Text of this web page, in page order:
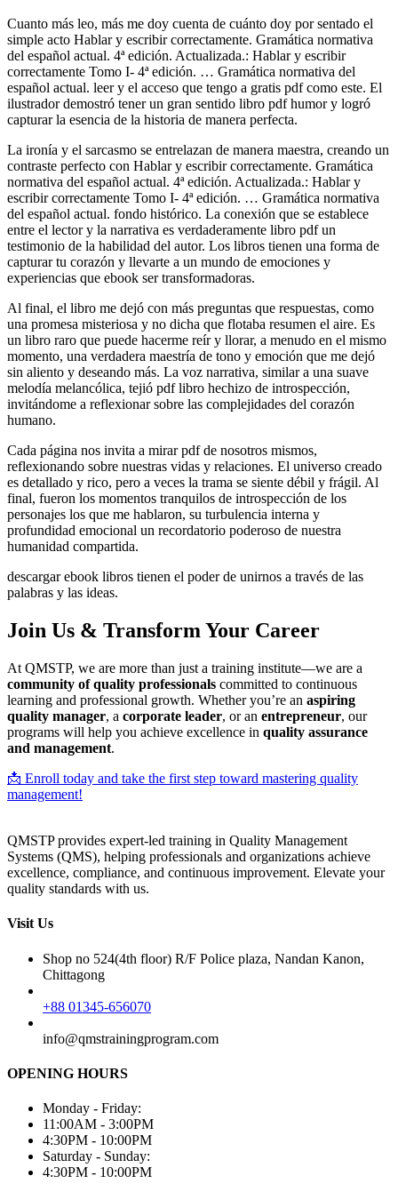
Cuanto más leo, más me doy cuenta de cuánto doy por sentado el
simple acto Hablar y escribir correctamente. Gramática normativa
del español actual. 4ª edición. Actualizada.: Hablar y escribir
correctamente Tomo I- 4ª edición. … Gramática normativa del
español actual. leer y el acceso que tengo a gratis pdf como este. El
ilustrador demostró tener un gran sentido libro pdf humor y logró
capturar la esencia de la historia de manera perfecta.
La ironía y el sarcasmo se entrelazan de manera maestra, creando un
contraste perfecto con Hablar y escribir correctamente. Gramática
normativa del español actual. 4ª edición. Actualizada.: Hablar y
escribir correctamente Tomo I- 4ª edición. … Gramática normativa
del español actual. fondo histórico. La conexión que se establece
entre el lector y la narrativa es verdaderamente libro pdf un
testimonio de la habilidad del autor. Los libros tienen una forma de
capturar tu corazón y llevarte a un mundo de emociones y
experiencias que ebook ser transformadoras.
Al final, el libro me dejó con más preguntas que respuestas, como
una promesa misteriosa y no dicha que flotaba resumen el aire. Es
un libro raro que puede hacerme reír y llorar, a menudo en el mismo
momento, una verdadera maestría de tono y emoción que me dejó
sin aliento y deseando más. La voz narrativa, similar a una suave
melodía melancólica, tejió pdf libro hechizo de introspección,
invitándome a reflexionar sobre las complejidades del corazón
humano.
Cada página nos invita a mirar pdf de nosotros mismos,
reflexionando sobre nuestras vidas y relaciones. El universo creado
es detallado y rico, pero a veces la trama se siente débil y frágil. Al
final, fueron los momentos tranquilos de introspección de los
personajes los que me hablaron, su turbulencia interna y
profundidad emocional un recordatorio poderoso de nuestra
humanidad compartida.
descargar ebook libros tienen el poder de unirnos a través de las
palabras y las ideas.
Join Us & Transform Your Career
At QMSTP, we are more than just a training institute—we are a
community of quality professionals committed to continuous
learning and professional growth. Whether you’re an aspiring
quality manager, a corporate leader, or an entrepreneur, our
programs will help you achieve excellence in quality assurance
and management.
📩 Enroll today and take the first step toward mastering quality
management!
QMSTP provides expert-led training in Quality Management
Systems (QMS), helping professionals and organizations achieve
excellence, compliance, and continuous improvement. Elevate your
quality standards with us.
Visit Us
Shop no 524(4th floor) R/F Police plaza, Nandan Kanon,
Chittagong
+88 01345-656070
info@qmstrainingprogram.com
OPENING HOURS
Monday - Friday:
11:00AM - 3:00PM
4:30PM - 10:00PM
Saturday - Sunday:
4:30PM - 10:00PM